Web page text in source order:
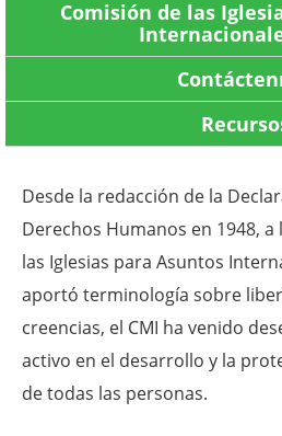
Comisión de las
Desde la redacción de la
Derechos Humanos en 1948,
las Iglesias para Asuntos
aportó terminología sobre
creencias, el CMI ha venido
activo en el desarrollo y la
de todas las personas.